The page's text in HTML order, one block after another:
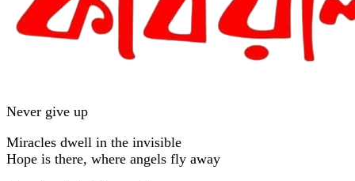
Never give up
Miracles dwell in the invisible
Hope is there, where angels fly away